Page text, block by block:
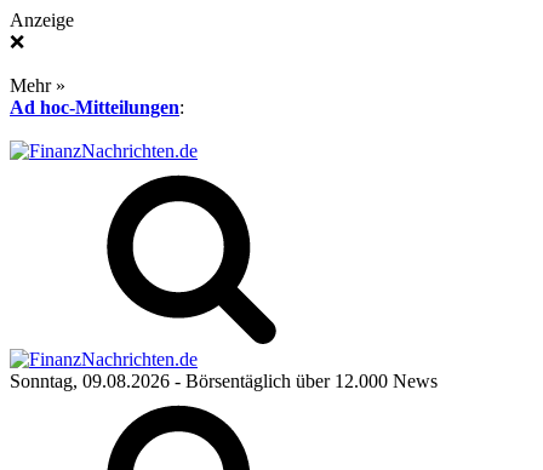
Anzeige
❌
Mehr »
Ad hoc-Mitteilungen:
Sonntag, 09.08.2026 - Börsentäglich über 12.000 News